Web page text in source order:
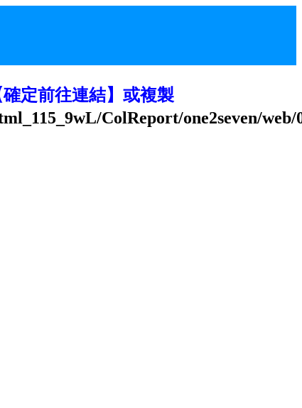
定前往連結】或複製
ColReport/one2seven/web/